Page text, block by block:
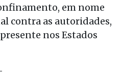
em nome
contra as autoridades,
nos Estados